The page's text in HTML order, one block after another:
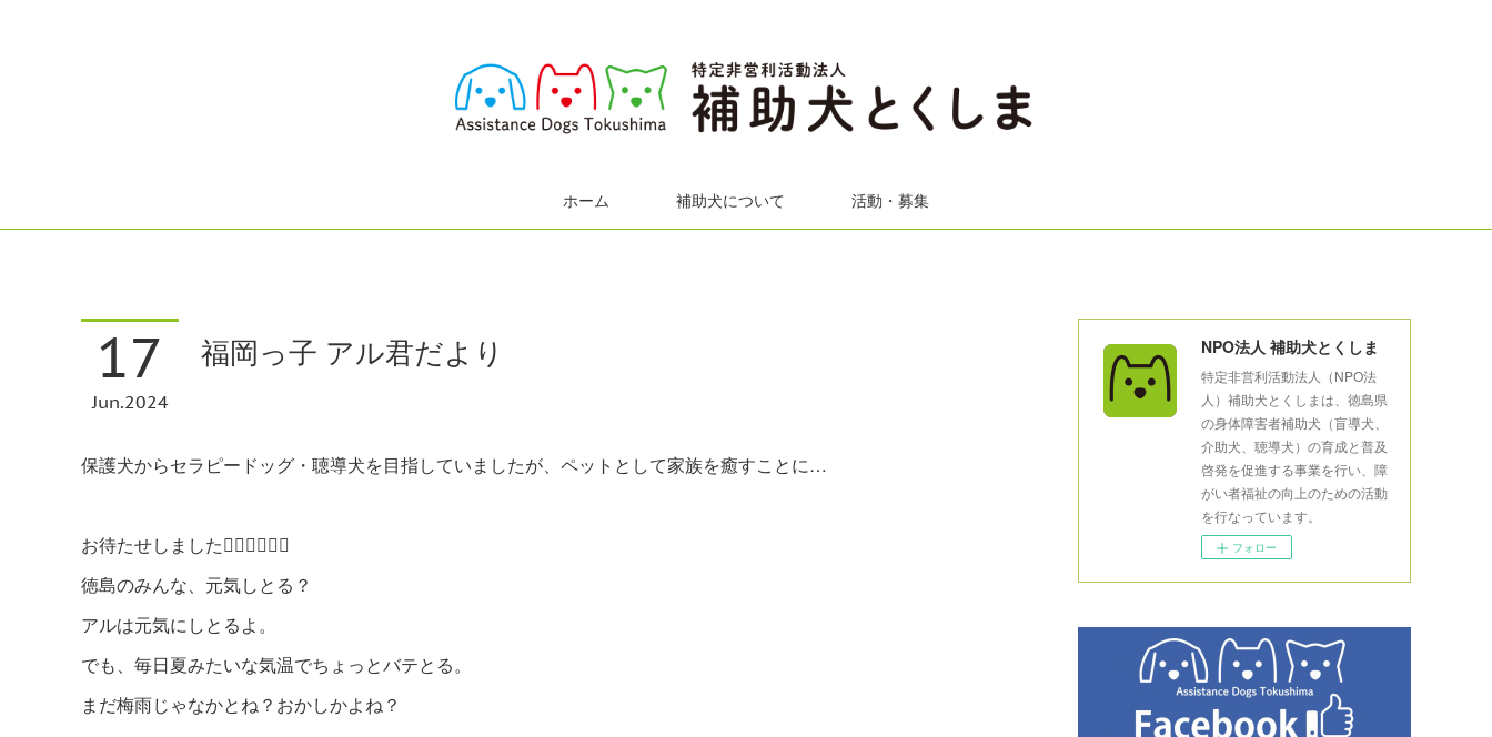
ホーム 補助犬について 活動・募集
17
Jun 2024
福岡っ子 アル君だより
保護犬からセラピードッグ・聴導犬を目指していましたが、ペットとして家族を癒すことに…
お待たせしました🙇‍♀️🙇‍♀️🙇‍♀️
徳島のみんな、元気しとる？
アルは元気にしとるよ。
でも、毎日夏みたいな気温でちょっとバテとる。
まだ梅雨じゃなかとね？おかしかよね？
NPO法人 補助犬とくしま
特定非営利活動法人（NPO法
人）補助犬とくしまは、徳島県
の身体障害者補助犬（盲導犬、
介助犬、聴導犬）の育成と普及
啓発を促進する事業を行い、障
がい者福祉の向上のための活動
を行なっています。
フォロー